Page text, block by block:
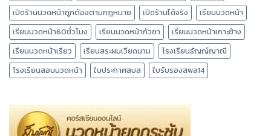
เปิดร้านนวดหน้าถูกต้องตามกฎหมาย
เปิดร้านได้จริง
เรียนนวดหน้า
เรียนนวดหน้า60ชั่วโมง
เรียนนวดหน้ากัวซา
เรียนนวดหน้าเกาะช้าง
เรียนนวดหน้าเรียว
เรียนสระผมเวียดนาม
โรงเรียนธัญญ์ญาณี
โรงเรียนสอนนวดหน้า
ใบประกาศสบส ใบรับรองสพส14